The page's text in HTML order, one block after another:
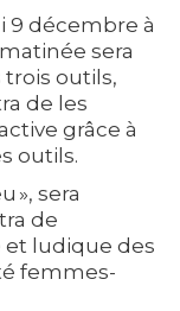
9 décembre à
sera
outils,
de les
grâce à
outils.
», sera
de
et ludique des
femmes-